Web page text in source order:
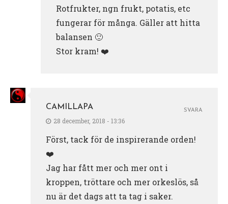
Rotfrukter, ngn frukt, potatis, etc
fungerar för många. Gäller att hitta
balansen 🙂
Stor kram! ❤️
CAMILLAPA
28 december, 2018 - 13:36
Först, tack för de inspirerande orden!
❤️
Jag har fått mer och mer ont i
kroppen, tröttare och mer orkeslös, så
nu är det dags att ta tag i saker.
SVARA